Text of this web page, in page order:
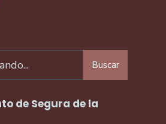
Buscar
de Segura de la